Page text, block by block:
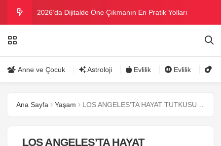
2026’da Dijitalde Öne Çıkmanın En Pratik Yolları
Danla Bilic ile Reynmen Miami’de tatilde
Anne ve Çocuk Astroloji Evlilik Evlilik
Ana Sayfa Yaşam
LOS ANGELES’TA HAYAT